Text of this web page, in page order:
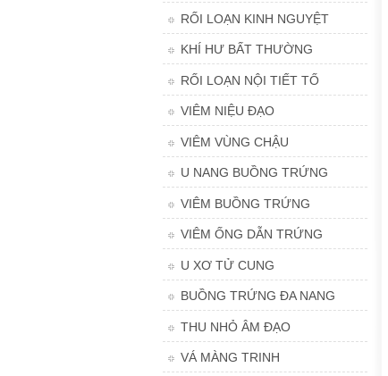
RỐI LOẠN KINH NGUYỆT
KHÍ HƯ BẤT THƯỜNG
RỐI LOẠN NỘI TIẾT TỐ
VIÊM NIỆU ĐẠO
VIÊM VÙNG CHẬU
U NANG BUỒNG TRỨNG
VIÊM BUỒNG TRỨNG
VIÊM ỐNG DẪN TRỨNG
U XƠ TỬ CUNG
BUỒNG TRỨNG ĐA NANG
THU NHỎ ÂM ĐẠO
VÁ MÀNG TRINH